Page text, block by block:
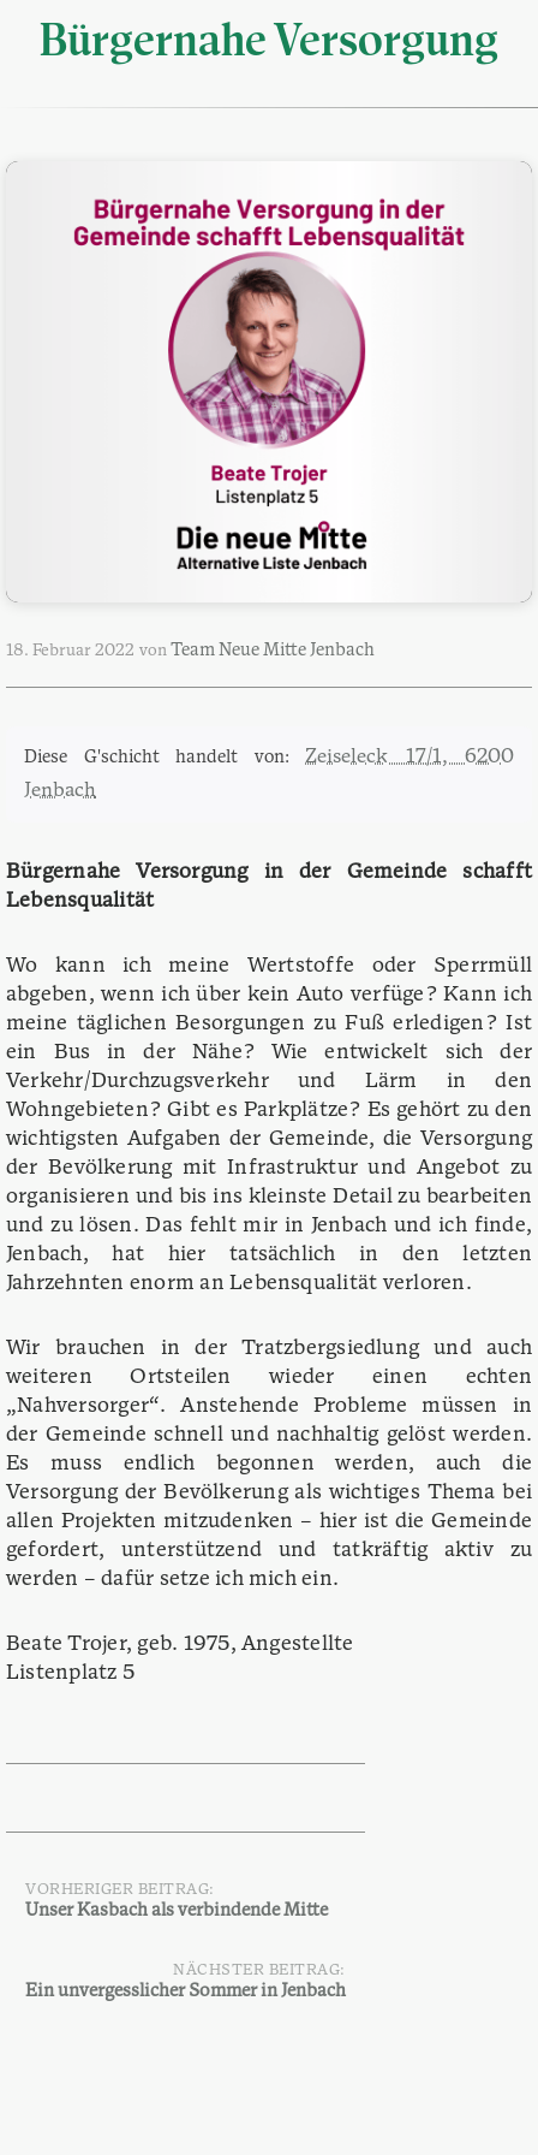
Bürgernahe Versorgung
18. Februar 2022 von Team Neue Mitte Jenbach
Diese G'schicht handelt von: Zeiseleck 17/1, 6200
Jenbach
Bürgernahe Versorgung in der Gemeinde schafft
Lebensqualität
Wo kann ich meine Wertstoffe oder Sperrmüll
abgeben, wenn ich über kein Auto verfüge? Kann ich
meine täglichen Besorgungen zu Fuß erledigen? Ist
ein Bus in der Nähe? Wie entwickelt sich der
Verkehr/Durchzugsverkehr und Lärm in den
Wohngebieten? Gibt es Parkplätze? Es gehört zu den
wichtigsten Aufgaben der Gemeinde, die Versorgung
der Bevölkerung mit Infrastruktur und Angebot zu
organisieren und bis ins kleinste Detail zu bearbeiten
und zu lösen. Das fehlt mir in Jenbach und ich finde,
Jenbach, hat hier tatsächlich in den letzten
Jahrzehnten enorm an Lebensqualität verloren.
Wir brauchen in der Tratzbergsiedlung und auch
weiteren Ortsteilen wieder einen echten
„Nahversorger“. Anstehende Probleme müssen in
der Gemeinde schnell und nachhaltig gelöst werden.
Es muss endlich begonnen werden, auch die
Versorgung der Bevölkerung als wichtiges Thema bei
allen Projekten mitzudenken – hier ist die Gemeinde
gefordert, unterstützend und tatkräftig aktiv zu
werden – dafür setze ich mich ein.
Beate Trojer, geb. 1975, Angestellte
Listenplatz 5
Beitragsnavigation
VORHERIGER BEITRAG:
Unser Kasbach als verbindende Mitte
NÄCHSTER BEITRAG:
Ein unvergesslicher Sommer in Jenbach